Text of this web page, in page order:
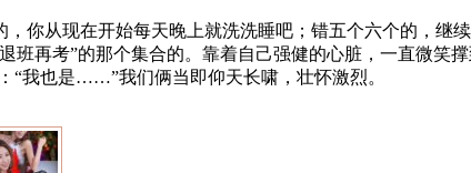
，你从现在开始每天晚上就洗洗睡吧；错五个六个的，
班再考”的那个集合的。靠着自己强健的心脏，一直微笑
“我也是……”我们俩当即仰天长啸，壮怀激烈。